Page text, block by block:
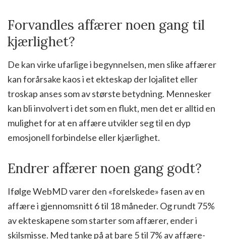
Forvandles affærer noen gang til
kjærlighet?
De kan virke ufarlige i begynnelsen, men slike affærer
kan forårsake kaos i et ekteskap der lojalitet eller
troskap anses som av største betydning. Mennesker
kan bli involvert i det som en flukt, men det er alltid en
mulighet for at en affære utvikler seg til en dyp
emosjonell forbindelse eller kjærlighet.
Endrer affærer noen gang godt?
Ifølge WebMD varer den «forelskede» fasen av en
affære i gjennomsnitt 6 til 18 måneder. Og rundt 75%
av ekteskapene som starter som affærer, ender i
skilsmisse. Med tanke på at bare 5 til 7% av affære-